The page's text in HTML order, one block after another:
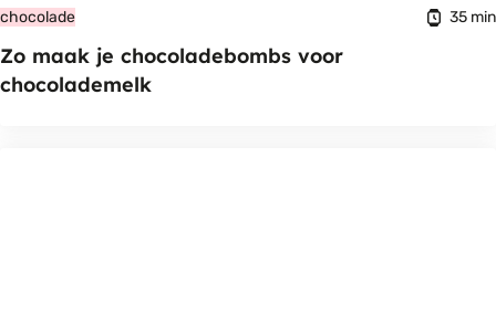
chocolade 35 min
Zo maak je chocoladebombs voor
chocolademelk